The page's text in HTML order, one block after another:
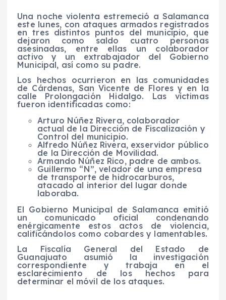
Una noche violenta estremeció a Salamanca
este lunes, con ataques armados registrados
en tres distintos puntos del municipio, que
dejaron como saldo cuatro personas
asesinadas, entre ellas un colaborador
activo y un extrabajador del Gobierno
Municipal, así como su padre.
Los hechos ocurrieron en las comunidades
de Cárdenas, San Vicente de Flores y en la
calle Prolongación Hidalgo. Las víctimas
fueron identificadas como:
Arturo Núñez Rivera, colaborador
actual de la Dirección de Fiscalización y
Control del municipio.
Alfredo Núñez Rivera, exservidor público
de la Dirección de Movilidad.
Armando Núñez Rico, padre de ambos.
Guillermo “N”, velador de una empresa
de transporte de hidrocarburos,
atacado al interior del lugar donde
laboraba.
El Gobierno Municipal de Salamanca emitió
un comunicado oficial condenando
enérgicamente estos actos de violencia,
calificándolos como cobardes y lamentables.
La Fiscalía General del Estado de
Guanajuato asumió la investigación
correspondiente y trabaja en el
esclarecimiento de los hechos para
determinar el móvil de los ataques.